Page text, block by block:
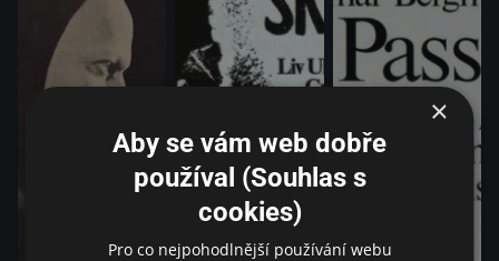
×
Aby se vám web dobře
používal (Souhlas s
cookies)
Pro co nejpohodlnější používání webu